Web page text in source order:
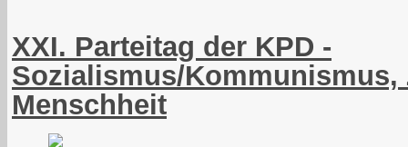
XXI. Parteitag der KPD -
Sozialismus/Kommunismus,
Menschheit